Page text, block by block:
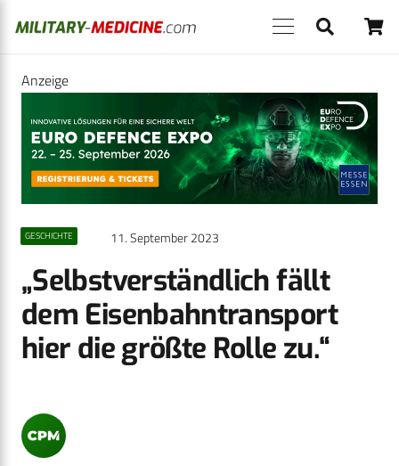
Anzeige
GESCHICHTE 11. September 2023
„Selbstverständlich fällt
dem Eisenbahntransport
hier die größte Rolle zu.“